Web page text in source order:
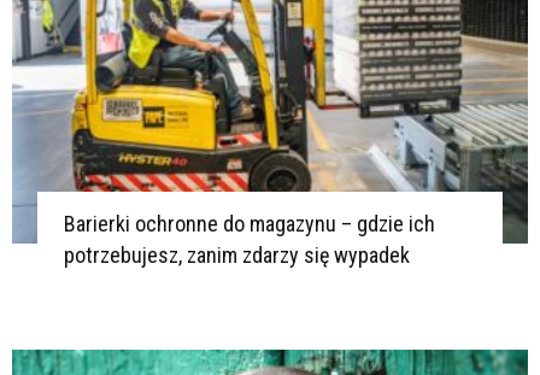
Barierki ochronne do magazynu – gdzie ich
potrzebujesz, zanim zdarzy się wypadek